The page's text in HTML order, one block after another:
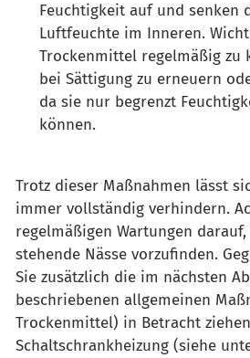
Feuchtigkeit auf und senken
Luftfeuchte im Inneren.
Trockenmittel regelmäßig
bei Sättigung zu erneuern
da sie nur begrenzt
können.
Trotz dieser Maßnahmen lässt
immer vollständig verhindern.
regelmäßigen Wartungen
stehende Nässe vorzufinden.
Sie zusätzlich die im nächsten
beschriebenen allgemeinen
Trockenmittel) in Betracht
Schaltschrankheizung (siehe